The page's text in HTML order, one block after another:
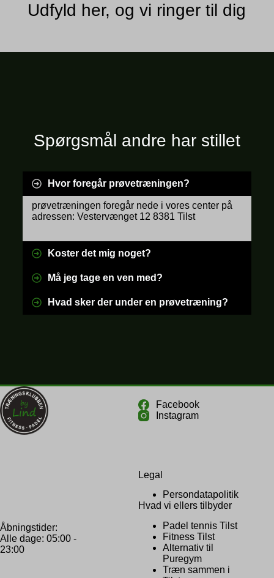
Udfyld her, og vi ringer til dig
Spørgsmål andre har stillet
Hvor foregår prøvetræningen?
prøvetræningen foregår nede i vores center på
adressen: Vestervænget 12 8381 Tilst
Koster det mig noget?
Må jeg tage en ven med?
Hvad sker der under en prøvetræning?
Facebook
Instagram
Åbningstider:
Alle dage: 05:00 -
23:00
Legal
Persondatapolitik
Hvad vi ellers tilbyder
Padel tennis Tilst
Fitness Tilst
Alternativ til
Puregym
Træn sammen i